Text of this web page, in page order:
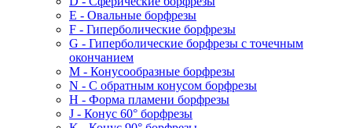
E - Овальные борфрезы
F - Гиперболические борфрезы
G - Гиперболические борфрезы с точечным
окончанием
M - Конусообразные борфрезы
N - С обратным конусом борфрезы
H - Форма пламени борфрезы
J - Конус 60° борфрезы